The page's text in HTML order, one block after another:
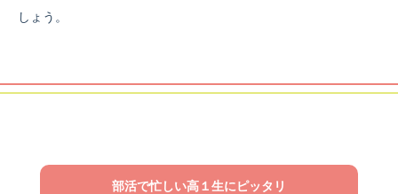
しょう。
部活で忙しい高１生にピッタリ